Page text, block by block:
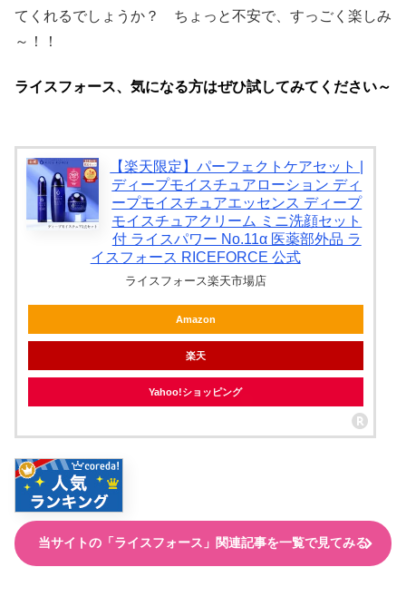
てくれるでしょうか？ ちょっと不安で、すっごく楽しみ
～！！
ライスフォース、気になる方はぜひ試してみてください～
【楽天限定】パーフェクトケアセット |
ディープモイスチュアローション ディ
ープモイスチュアエッセンス ディープ
モイスチュアクリーム ミニ洗顔セット
付 ライスパワー No.11α 医薬部外品 ラ
イスフォース RICEFORCE 公式
ライスフォース楽天市場店
Amazon
楽天
Yahoo!ショッピング
当サイトの「ライスフォース」関連記事を一覧で見てみる